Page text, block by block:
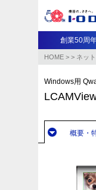
創業50周
HOME > > ネッ
Windows用
概要・